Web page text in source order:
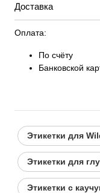
Доставка
Оплата:
По счёту
Банковской
Этикетки для
Этикетки для
Этикетки с